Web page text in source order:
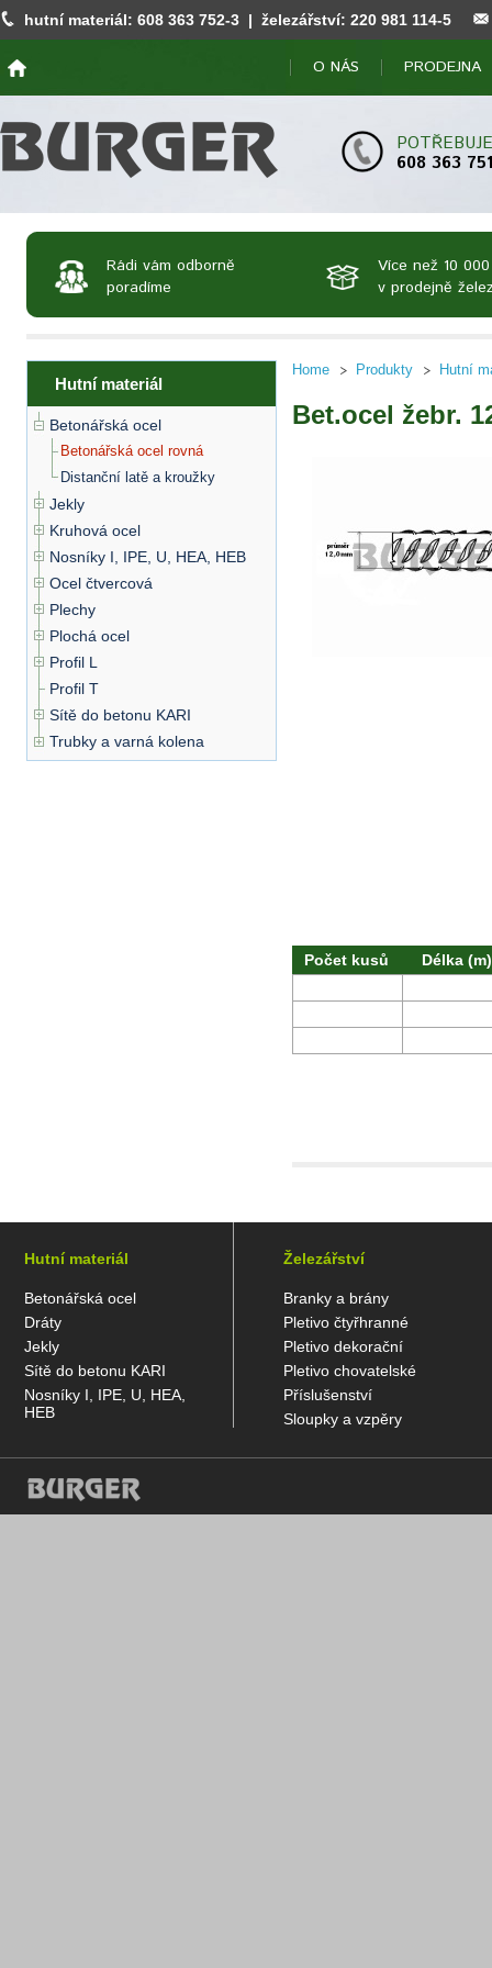
hutní materiál: 608 363 752-3 | železářství: 220 981 114-5
O NÁS PRODEJNA
608 363 751
Rádi vám odborně
poradíme
Více než 10
v prodejně
Hutní materiál
Betonářská ocel
Betonářská ocel rovná
Distanční latě a kroužky
Jekly
Kruhová ocel
Nosníky I, IPE, U, HEA, HEB
Ocel čtvercová
Plechy
Plochá ocel
Profil L
Profil T
Sítě do betonu KARI
Trubky a varná kolena
Home Produkty Hutní
Bet.ocel žebr.
Počet kusů Délka (m)
Hutní materiál
Betonářská ocel
Dráty
Jekly
Sítě do betonu KARI
Nosníky I, IPE, U, HEA,
HEB
Železářství
Branky a brány
Pletivo čtyřhranné
Pletivo dekorační
Pletivo chovatelské
Příslušenství
Sloupky a vzpěry